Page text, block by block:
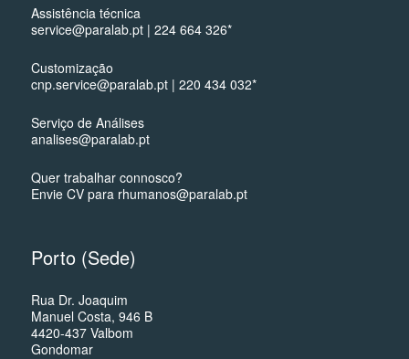
Assistência técnica
service@paralab.pt | 224 664 326*
Customização
cnp.service@paralab.pt | 220 434 032*
Serviço de Análises
analises@paralab.pt
Quer trabalhar connosco?
Envie CV para rhumanos@paralab.pt
Porto (Sede)
Rua Dr. Joaquim
Manuel Costa, 946 B
4420-437 Valbom
Gondomar